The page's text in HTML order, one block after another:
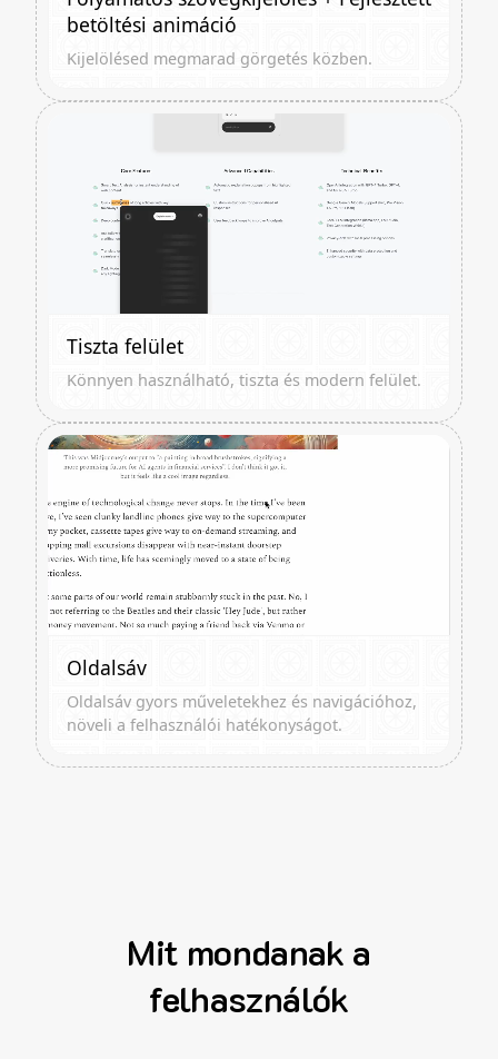
betöltési animáció
Kijelölésed megmarad görgetés közben.
Tiszta felület
Könnyen használható, tiszta és modern felület.
Oldalsáv
Oldalsáv gyors műveletekhez és navigációhoz,
növeli a felhasználói hatékonyságot.
Mit mondanak a
felhasználók